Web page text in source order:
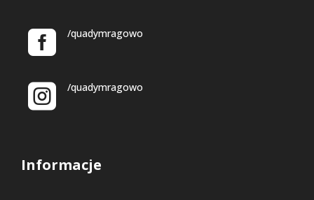
/quadymragowo
/quadymragowo
Informacje